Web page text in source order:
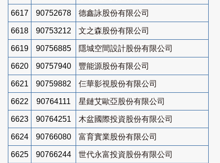
6617 90752678 德鑫詠股份有限公司
6618 90753212 文之森股份有限公司
6619 90756885 隱城空間設計股份有限公司
6620 90757940 豐能源股份有限公司
6621 90759882 仨華影視股份有限公司
6622 90764111 星鏈艾歐亞股份有限公司
6623 90764251 木盆國際投資股份有限公司
6624 90766080 富育實業股份有限公司
6625 90766244 世代永富投資股份有限公司